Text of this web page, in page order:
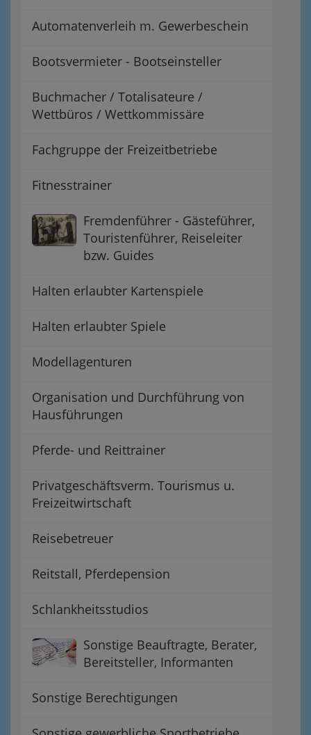
Automatenverleih m. Gewerbeschein
Bootsvermieter - Bootseinsteller
Buchmacher / Totalisateure /
Wettbüros / Wettkommissäre
Fachgruppe der Freizeitbetriebe
Fitnesstrainer
Fremdenführer - Gästeführer,
Touristenführer, Reiseleiter
bzw. Guides
Halten erlaubter Kartenspiele
Halten erlaubter Spiele
Modellagenturen
Organisation und Durchführung von
Hausführungen
Pferde- und Reittrainer
Privatgeschäftsverm. Tourismus u.
Freizeitwirtschaft
Reisebetreuer
Reitstall, Pferdepension
Schlankheitsstudios
Sonstige Beauftragte, Berater,
Bereitsteller, Informanten
Sonstige Berechtigungen